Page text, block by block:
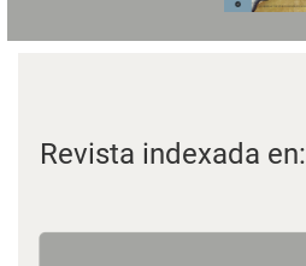
Revista indexada en: